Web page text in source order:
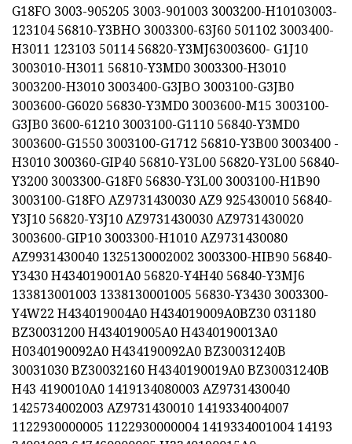
G18FO 3003-905205 ​​3003-901003 3003200-H10103003-
123104 56810-Y3BHO 3003300-63J60 501102 3003400-
H3011 123103 50114 56820-Y3MJ63003600- G1J10
3003010-H3011 56810-Y3MD0 3003300-H3010
3003200-H3010 3003400-G3JBO 3003100-G3JB0
3003600-G6020 56830-Y3MD0 3003600-M15 3003100-
G3JB0 3600-61210 3003100-G1110 56840-Y3MD0
3003600-G1550 3003100-G1712 56810-Y3B00 3003400 -
H3010 300360-GIP40 56810-Y3L00 56820-Y3L00 56840-
Y3200 3003300-G18F0 56830-Y3L00 3003100-H1B90
3003100-G18FO AZ9731430030 AZ9 925430010 56840-
Y3J10 56820-Y3J10 AZ9731430030 AZ9731430020
3003600-GIP10 3003300-H1010 AZ9731430080
AZ9931430040 1325130002002 3003300-HIB90 56840-
Y3430 H434019001A0 56820-Y4H40 56840-Y3MJ6
133813001003 1338130001005 56830-Y3430 3003300-
Y4W22 H434019004A0 H434019009A0BZ30 031180
BZ30031200 H434019005A0 H4340190013A0
H0340190092A0 H434190092A0 BZ30031240B
30031030 BZ30032160 H4340190019A0 BZ30031240B
H43 4190010A0 1419134080003 AZ9731430040
1425734002003 AZ9731430010 1419334004007
1122930000005 1122930000004 1419334001004 14193